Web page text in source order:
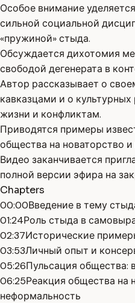
Особое внимание
сильной социальной
«пружиной» стыда.
Обсуждается дихотомия
свободой дегенерата в
Автор рассказывает о
кавказцами и о
жизни и конфликтам.
Приводятся примеры
общества на новаторство
Видео заканчивается
полной версии эфира на
Chapters
00:00Введение в тему
01:24Роль стыда в
02:37Исторические
03:53Личный опыт и
05:26Пульсация общества:
06:25Реакция общества на
неформальность